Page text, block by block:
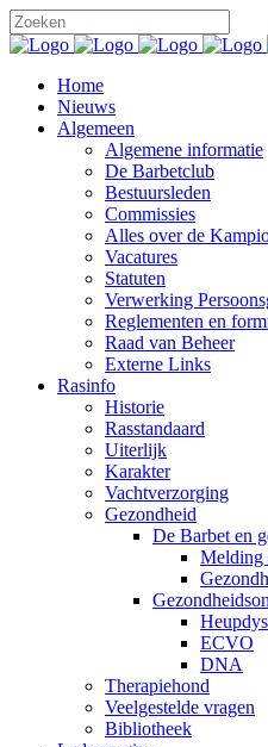
Home
Nieuws
Algemeen
Algemene informatie
De Barbetclub
Bestuursleden
Commissies
Alles over de
Vacatures
Statuten
Verwerking
Reglementen en
Raad van Beheer
Externe Links
Rasinfo
Historie
Rasstandaard
Uiterlijk
Karakter
Vachtverzorging
Gezondheid
De Barbet en
Melding
ECVO
DNA
Therapiehond
Veelgestelde vragen
Bibliotheek